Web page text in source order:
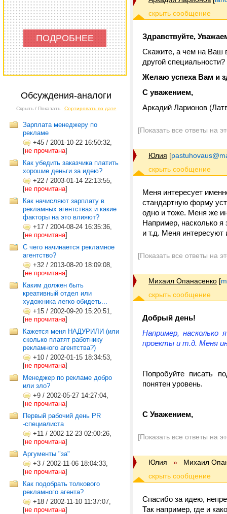
ПОДРОБНЕЕ
Обсуждения-аналоги
Скрыть / Показать Сортировать по дате
Зарплата менеджеру по
рекламе
+45 / 2001-10-22 16:50:32,
[не прочитана]
Как убедить заказчика платить
хорошие деньги за идею?
+22 / 2003-01-14 22:13:55,
[не прочитана]
Как начисляют зарплату в
рекламных агентствах и какие
факторы на это влияют?
+17 / 2004-08-24 16:35:36,
[не прочитана]
C чего начинается рекламное
агентство?
+32 / 2013-08-20 18:09:08,
[не прочитана]
Каким должен быть
креативный отдел или
художника легко обидеть...
+15 / 2002-09-20 15:20:51,
[не прочитана]
Кажется меня НАДУРИЛИ (или
сколько платят работнику
рекламного агентства?)
+10 / 2002-01-15 18:34:53,
[не прочитана]
Менеджер по рекламе добро
или зло?
+9 / 2002-05-27 14:27:04,
[не прочитана]
Первый рабочий день PR
-специалиста
+11 / 2002-12-23 02:00:26,
[не прочитана]
Аргументы "за"
+3 / 2002-11-06 18:04:33,
[не прочитана]
Как подобрать толкового
рекламного агента?
+18 / 2002-11-10 11:37:07,
[не прочитана]
Здравствуйте,
Скажите, а чем на Ваш
другой
Желаю успеха Вам и
С уважением,
Аркадий Ларионов
[Показать все ответы на
Юлия [
Меня интересует
стандартную форму
одно и тоже. Меня же
Например, насколько я
и т.д. Меня интересуют
[Показать все ответы на
Михаил Опанасенко [
Добрый день!
Например,
проекты и т.д. Меня
Попробуйте писать
понятен уровень.
С Уважением,
[Показать все ответы на
Юлия » Михаил
Спасибо за идею,
Так например, где и